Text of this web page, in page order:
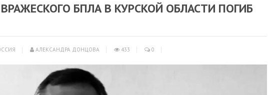
ВРАЖЕСКОГО БПЛА В КУРСКОЙ ОБЛАСТИ ПОГИБ
АЛЕКСАНДРА ДОНЦОВА 433 0